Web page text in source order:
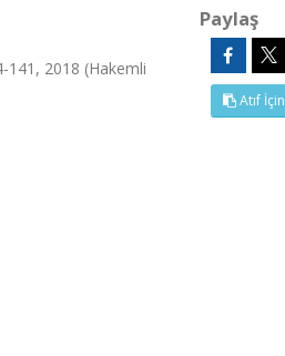
141, 2018 (Hakemli
Paylaş
Atıf